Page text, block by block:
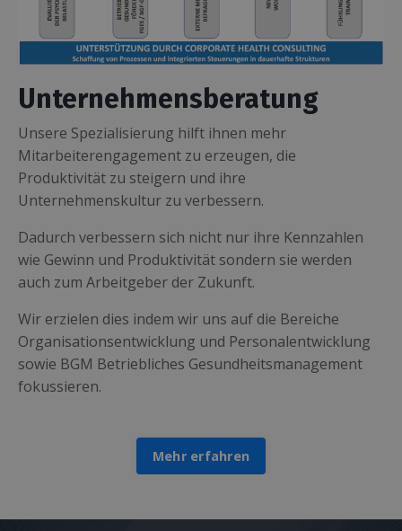
Unternehmensberatung
Unsere Spezialisierung hilft ihnen mehr
Mitarbeiterengagement zu erzeugen, die
Produktivität zu steigern und ihre
Unternehmenskultur zu verbessern.
Dadurch verbessern sich nicht nur ihre Kennzahlen
wie Gewinn und Produktivität sondern sie werden
auch zum Arbeitgeber der Zukunft.
Wir erzielen dies indem wir uns auf die Bereiche
Organisationsentwicklung und Personalentwicklung
sowie BGM Betriebliches Gesundheitsmanagement
fokussieren.
Mehr erfahren